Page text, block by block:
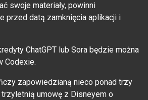
swoje materiały, powinni
przed datą zamknięcia aplikacji i
ChatGPT lub Sora będzie można
Codexie.
zapowiedzianą nieco ponad trzy
umowę z Disneyem o